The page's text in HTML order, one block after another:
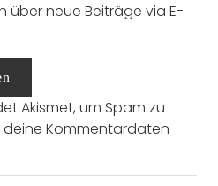
über neue Beiträge via E-
Akismet, um Spam zu
deine Kommentardaten